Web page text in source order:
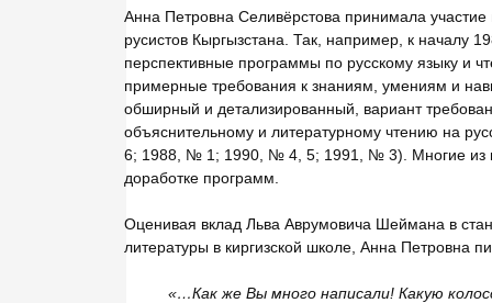
Анна Петровна Селивёрстова принимала
русистов Кыргызстана. Так, например, к началу
перспективные программы по русскому языку и
примерные требования к знаниям, умениям и
обширный и детализированный, вариант
объяснительному и литературному чтению на
6; 1988, № 1; 1990, № 4, 5; 1991, № 3). Многие из
доработке программ.
Оценивая вклад Льва Аврумовича Шеймана в
литературы в киргизской школе, Анна Петровна
«…Как же Вы много написали! Какую